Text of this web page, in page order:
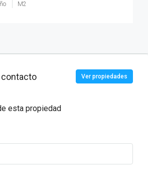
M2
Ver propiedades
esta propiedad